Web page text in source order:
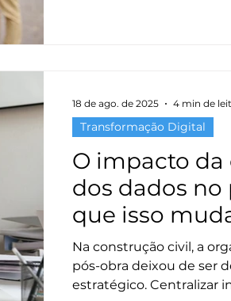
O impacto da
dos dados no
que isso
construção
Na construção civil, a
pós-obra deixou de ser
estratégico. Centralizar
Transformação Digital
18 de ago. de 2025 4 min de